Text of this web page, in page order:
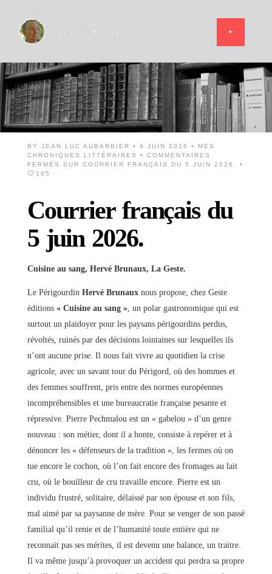
BY JEAN LUC AUBARBIER • 9 JUIN 2026 •
MES
CHRONIQUES LITTÉRAIRES
• COMMENTAIRES
FERMÉS
SUR COURRIER FRANÇAIS DU 5 JUIN 2026.
•
195
Courrier français du
5 juin 2026.
Cuisine au sang, Hervé Brunaux, La Geste.
Le Périgourdin Hervé Brunaux nous propose, chez Geste
éditions « Cuisine au sang », un polar gastronomique qui est
surtout un plaidoyer pour les paysans périgourdins perdus,
révoltés, ruinés par des décisions lointaines sur lesquelles ils
n’ont aucune prise. Il nous fait vivre au quotidien la crise
agricole, avec un savant tour du Périgord, où des hommes et
des femmes souffrent, pris entre des normes européennes
incompréhensibles et une bureaucratie française pesante et
répressive. Pierre Pechmalou est un « gabelou » d’un genre
nouveau : son métier, dont il a honte, consiste à repérer et à
dénoncer les « défenseurs de la tradition », les fermes où on
tue encore le cochon, où l’on fait encore des fromages au lait
cru, où le bouilleur de cru travaille encore. Pierre est un
individu frustré, solitaire, délaissé par son épouse et son fils,
mal aimé par sa paysanne de mère. Pour se venger de son passé
familial qu’il renie et de l’humanité toute entière qui ne
reconnait pas ses mérites, il est devenu une balance, un traitre.
Il va même jusqu’à provoquer un accident qui perdra sa propre